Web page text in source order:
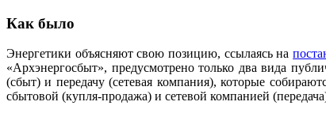
Как было
Энергетики объясняют свою позицию, ссылаясь на
«Архэнергосбыт», предусмотрено только два вида
(сбыт) и передачу (сетевая компания), которые
сбытовой (купля-продажа) и сетевой компанией